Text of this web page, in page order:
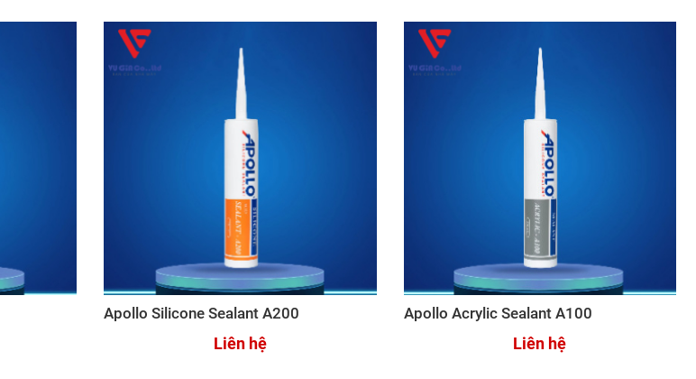
Apollo Silicone Sealant A200
Liên hệ
Apollo Acrylic Sealant A100
Liên hệ